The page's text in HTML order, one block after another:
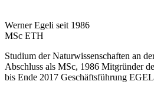
Werner Egeli seit 1986
MSc ETH
Studium der Naturwissenschaften an
Abschluss als MSc, 1986 Mitgründer
bis Ende 2017 Geschäftsführung